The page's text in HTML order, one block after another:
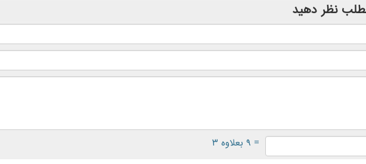
نظر دهید
= ۹ بعلاوه ۳